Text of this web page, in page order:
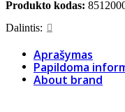
Produkto kodas:
Dalintis:
Aprašymas
Papildoma
About brand